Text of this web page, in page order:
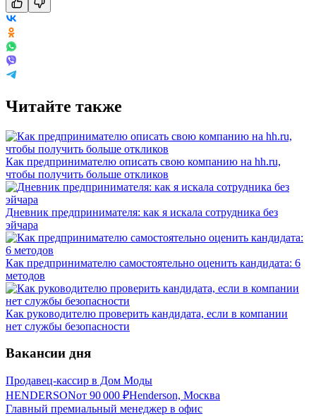
Читайте также
Как предпринимателю описать свою компанию на hh.ru,
чтобы получить больше откликов
Дневник предпринимателя: как я искала сотрудника без
эйчара
Как предпринимателю самостоятельно оценить кандидата: 6
методов
Как руководителю проверить кандидата, если в компании
нет службы безопасности
Вакансии дня
Продавец-кассир в Дом Моды
HENDERSONот 90 000 ₽Henderson, Москва
Главный премиальный менеджер в офис